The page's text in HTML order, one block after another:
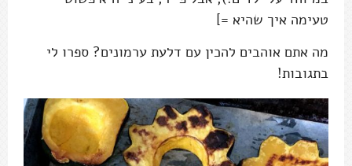
טעימה איך שהיא =]
מה אתם אוהבים להכין עם דלעת ערמונים? ספרו לי
בתגובות!